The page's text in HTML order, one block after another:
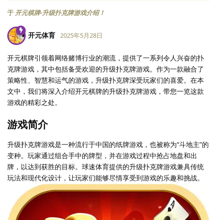
于 开元棋牌-升级扑克牌游戏介绍！
开元体育 2025年5月28日
开元棋牌引领着网络赌博行业的潮流，提供了一系列令人兴奋的扑
克牌游戏，其中包括备受欢迎的升级扑克牌游戏。作为一款融合了
策略性、智慧和运气的游戏，升级扑克牌深受玩家们的喜爱。在本
文中，我们将深入介绍开元棋牌的升级扑克牌游戏，带您一览这款
游戏的精彩之处。
游戏简介
升级扑克牌游戏是一种流行于中国的纸牌游戏，也被称为“斗地主”的
变种。玩家通过组合手中的牌型，并在游戏过程中抢占地盘和出
牌，以达到获胜的目标。球速体育提供的升级扑克牌游戏兼具传统
玩法和现代化设计，让玩家们能够尽情享受到游戏的乐趣和挑战。